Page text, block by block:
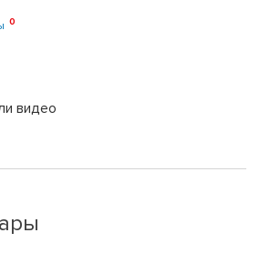
видео